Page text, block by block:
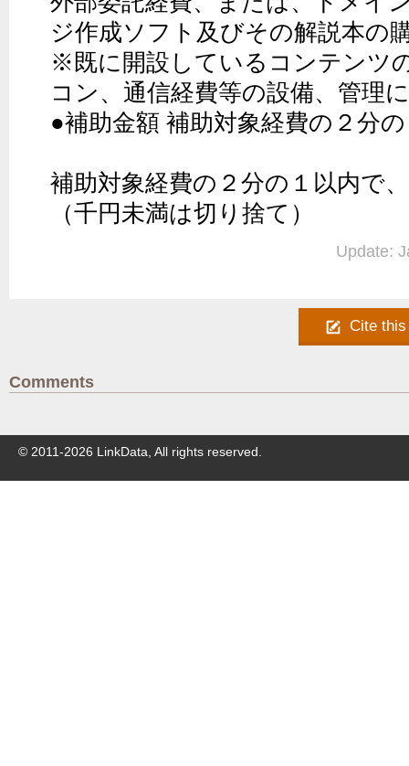
ジ作成ソフト及びその解説本の
※既に開設しているコンテンツ
コン、通信経費等の設備、管理
●補助金額 補助対象経費の２分
補助対象経費の２分の１以内で
（千円未満は切り捨て）
Update:
Cite this
Comments
© 2011-2026 LinkData, All rights reserved.